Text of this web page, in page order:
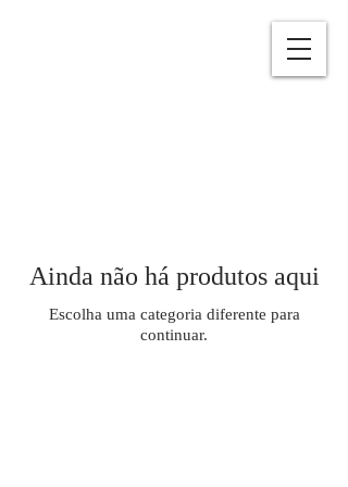
Ainda não há produtos aqui
Escolha uma categoria diferente para
continuar.